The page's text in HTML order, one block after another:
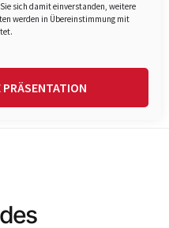
sich damit einverstanden, weitere
werden in Übereinstimmung mit
PRÄSENTATION